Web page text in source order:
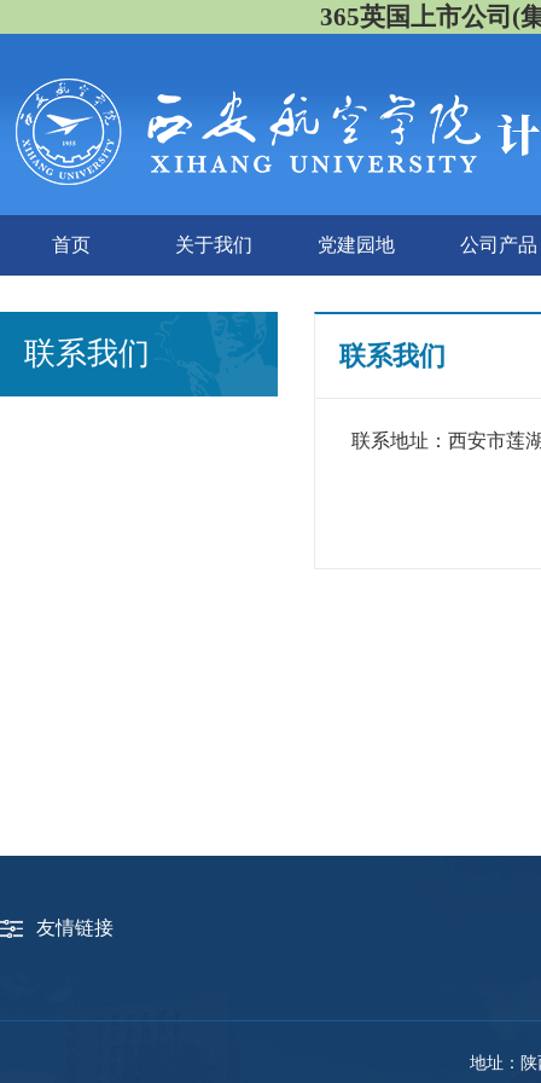
365英国上市公司(
首页 关于我们 党建园地 公司产品
联系我们 联系我们
联系地址：西安市莲
友情链接
地址：陕